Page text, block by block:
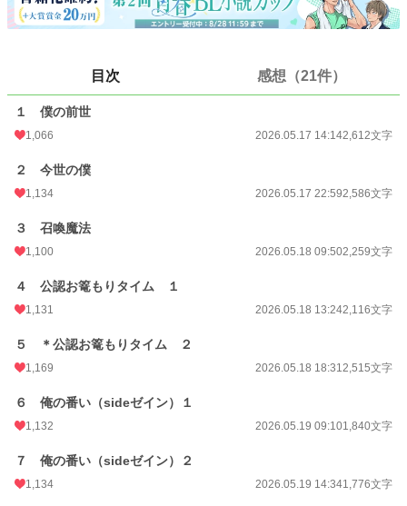
自衛お願いします。
突発的に書いてますが、数話で終わる予定で先は見えています。たぶんすぐに完
4,768 位 / 228,589 件
BL 958 位 / 31,386 件
お気に入り
24h.ポイント 284 pt
初回完結日時
週間ポイント 2,513 pt (3,935 位)
月間ポイント
年間ポイント 191,945 pt (3,266 位)
累計ポイント
目次 感想（21件）
１ 僕の前世
1,066 2026.05.17 14:142,612文字
２ 今世の僕
1,134 2026.05.17 22:592,586文字
３ 召喚魔法
1,100 2026.05.18 09:502,259文字
４ 公認お篭もりタイム １
1,131 2026.05.18 13:242,116文字
５ ＊公認お篭もりタイム ２
1,169 2026.05.18 18:312,515文字
６ 俺の番い（sideゼイン）１
1,132 2026.05.19 09:101,840文字
７ 俺の番い（sideゼイン）２
1,134 2026.05.19 14:341,776文字